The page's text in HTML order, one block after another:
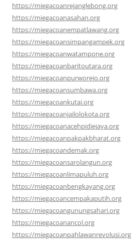
https://miegacoanrejanglebong.org
https://miegacoanasahan.org
https://miegacoanempatlawang.org
https://miegacoansimpangampek.org
https://miegacoanwatampone.org
https://miegacoanbaritoutara.org
https://miegacoanpurworejo.org
https://miegacoansumbawa.org
https://miegacoankutai.org
https://miegacoanjailolokota.org
https://miegacoanacehpidiejaya.org
https://miegacoanpakpakbharat.org
https://miegacoandemak.org
https://miegacoansarolangun.org
https://miegacoanlimapuluh.org
https://miegacoanbengkayang.org
https://miegacoancempakaputih.org
https://miegacoangunungsahari.org
https://miegacoanancol.org
https://miegacoanpahlawanrevolusi.org